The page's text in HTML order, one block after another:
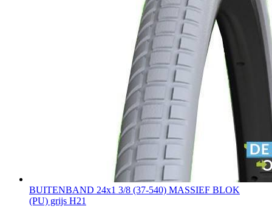
BUITENBAND 24x1 3/8 (37-540) MASSIEF BLOK
(PU) grijs H21